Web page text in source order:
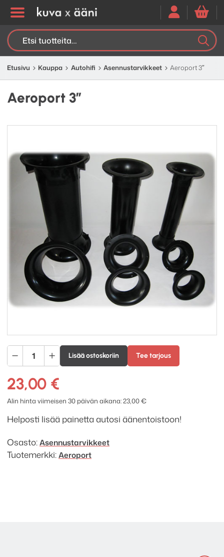
Etsi:
Etusivu Kauppa Autohifi Asennustarvikkeet Aeroport 3″
Aeroport 3″
Aeroport
3"
määrä
Lisää ostoskoriin Tee tarjous
23,00 €
Alin hinta viimeisen 30 päivän aikana:23,00€
Helposti lisää painetta autosi äänentoistoon!
Osasto:Asennustarvikkeet
Tuotemerkki:Aeroport